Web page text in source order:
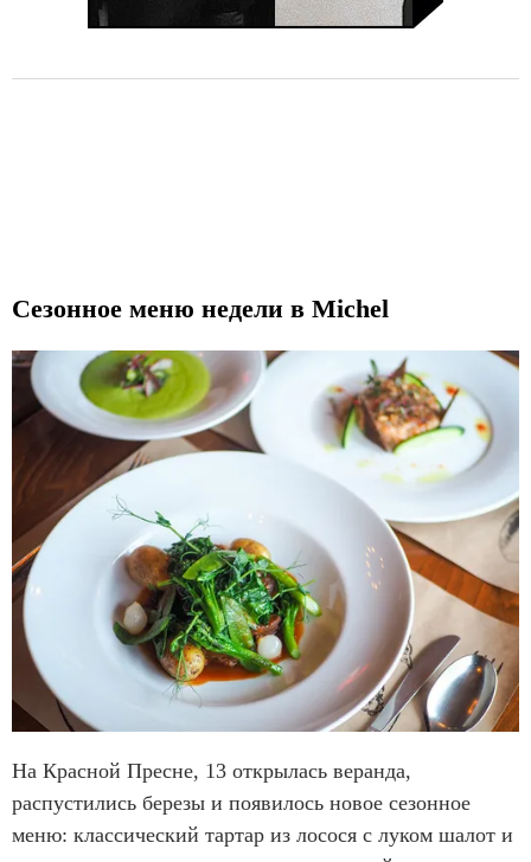
Сезонное меню недели в Michel
На Красной Пресне, 13 открылась веранда,
распустились березы и появилось новое сезонное
меню: классический тартар из лосося с луком шалот и